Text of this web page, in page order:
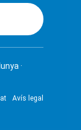
·
Avís legal